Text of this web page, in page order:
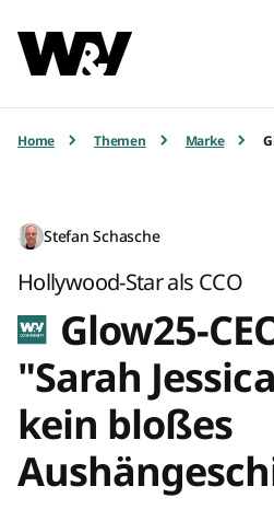
Home Themen Marke
Stefan Schasche
Hollywood-Star als CCO
Glow25-
"Sarah
kein bloßes